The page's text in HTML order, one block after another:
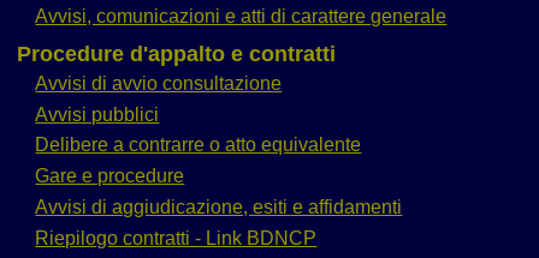
Avvisi, comunicazioni e atti di carattere generale
Procedure d'appalto e contratti
Avvisi di avvio consultazione
Avvisi pubblici
Delibere a contrarre o atto equivalente
Gare e procedure
Avvisi di aggiudicazione, esiti e affidamenti
Riepilogo contratti - Link BDNCP